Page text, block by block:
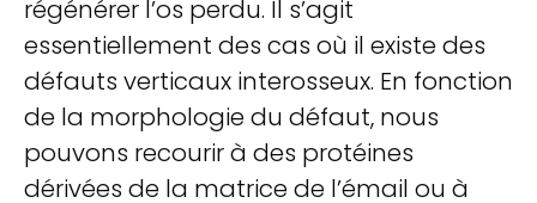
régénérer l’os perdu. Il s’agit
essentiellement des cas où il existe des
défauts verticaux interosseux. En fonction
de la morphologie du défaut, nous
pouvons recourir à des protéines
dérivées de la matrice de l’émail ou à